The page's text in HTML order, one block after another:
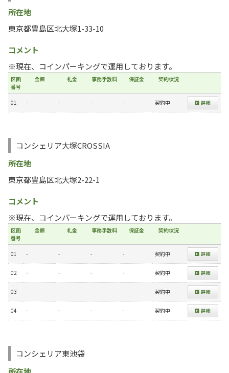
所在地
東京都豊島区北大塚1-33-10
コメント
※現在、コインパーキングで運用しております。
区画
番号
金額 礼金 事務手数料 保証金 契約状況
01 - - - - 契約中
コンシェリア大塚CROSSIA
所在地
東京都豊島区北大塚2-22-1
コメント
※現在、コインパーキングで運用しております。
区画
番号
金額 礼金 事務手数料 保証金 契約状況
01 - - - - 契約中
02 - - - - 契約中
03 - - - - 契約中
04 - - - - 契約中
コンシェリア東池袋